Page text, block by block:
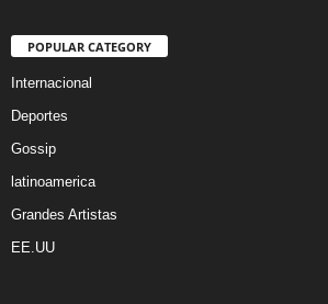
POPULAR CATEGORY
Internacional
Deportes
Gossip
latinoamerica
Grandes Artistas
EE.UU